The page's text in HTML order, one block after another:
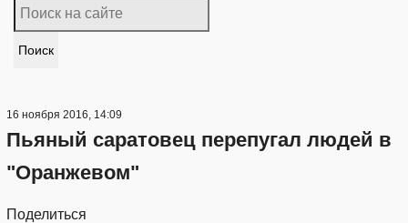
Поиск
16 ноября 2016, 14:09
Пьяный саратовец перепугал людей в
"Оранжевом"
Поделиться